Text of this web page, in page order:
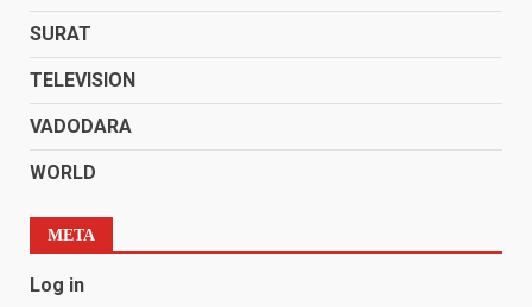
SURAT
TELEVISION
VADODARA
WORLD
META
Log in